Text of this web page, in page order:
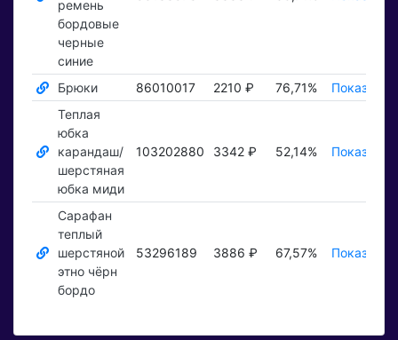
ремень
бордовые
черные
синие
Брюки 86010017 2210 ₽ 76,71%
Показать
Теплая
юбка
карандаш/
шерстяная
юбка миди
103202880 3342 ₽ 52,14% Показать
Сарафан
теплый
шерстяной
этно чёрн
бордо
53296189 3886 ₽ 67,57% Показать